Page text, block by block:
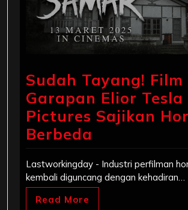
Sudah Tayang! Film
Garapan Elior Tesla
Pictures Sajikan
Berbeda
Lastworkingday - Industri perfilman
kembali diguncang dengan kehadiran…
Read More